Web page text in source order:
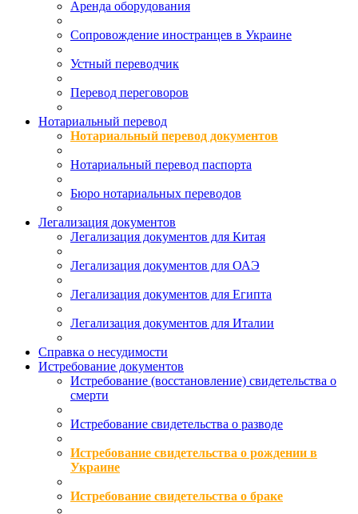
Аренда оборудования
Сопровождение иностранцев в Украине
Устный переводчик
Перевод переговоров
Нотариальный перевод
Нотариальный перевод документов
Нотариальный перевод паспорта
Бюро нотариальных переводов
Легализация документов
Легализация документов для Китая
Легализация документов для ОАЭ
Легализация документов для Египта
Легализация документов для Италии
Справка о несудимости
Истребование документов
Истребование (восстановление) свидетельства о
смерти
Истребование свидетельства о разводе
Истребование свидетельства о рождении в
Украине
Истребование свидетельства о браке